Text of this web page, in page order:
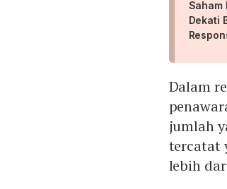
Saham
Dekati
Dalam
jumlah
tercatat
lebih